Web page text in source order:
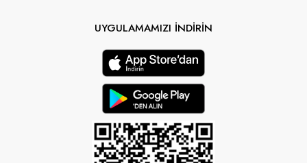
UYGULAMAMIZI İNDİRİN